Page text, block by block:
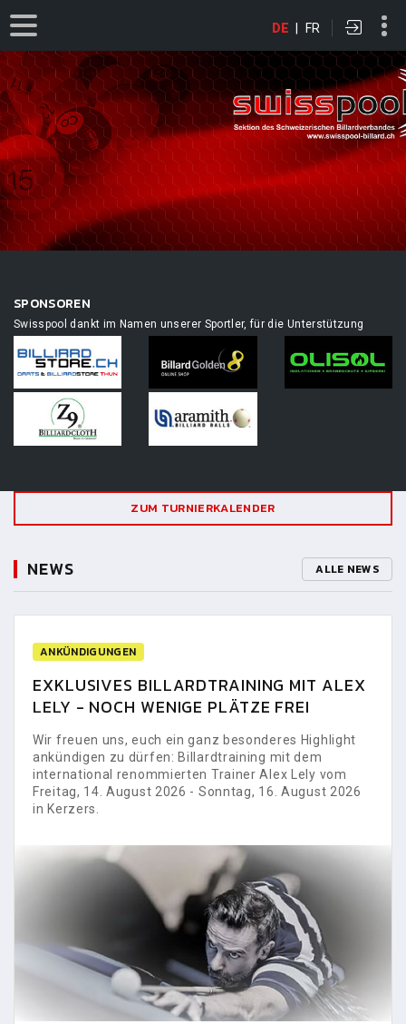
DE | FR
SPONSOREN
Swisspool dankt im Namen unserer Sportler, für die Unterstützung
ZUM TURNIERKALENDER
NEWS ALLE NEWS
ANKÜNDIGUNGEN
EXKLUSIVES BILLARDTRAINING MIT ALEX
LELY - NOCH WENIGE PLÄTZE FREI
Wir freuen uns, euch ein ganz besonderes Highlight
ankündigen zu dürfen: Billardtraining mit dem
international renommierten Trainer Alex Lely vom
Freitag, 14. August 2026 - Sonntag, 16. August 2026
in Kerzers.